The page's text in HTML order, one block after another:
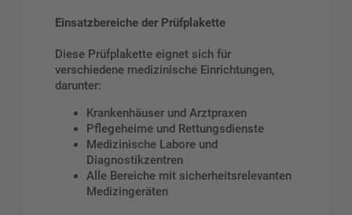
Einsatzbereiche der Prüfplakette
Diese Prüfplakette eignet sich für
verschiedene medizinische Einrichtungen,
darunter:
Krankenhäuser und Arztpraxen
Pflegeheime und Rettungsdienste
Medizinische Labore und
Diagnostikzentren
Alle Bereiche mit sicherheitsrelevanten
Medizingeräten